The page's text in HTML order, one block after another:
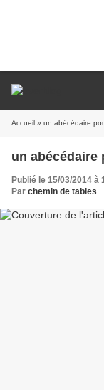
Accueil » un abécédaire
un abécédaire
Publié le 15/03/2014 à
Par chemin de tables